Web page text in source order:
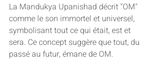
La Mandukya Upanishad décrit "OM"
comme le son immortel et universel,
symbolisant tout ce qui était, est et
sera. Ce concept suggère que tout, du
passé au futur, émane de OM.